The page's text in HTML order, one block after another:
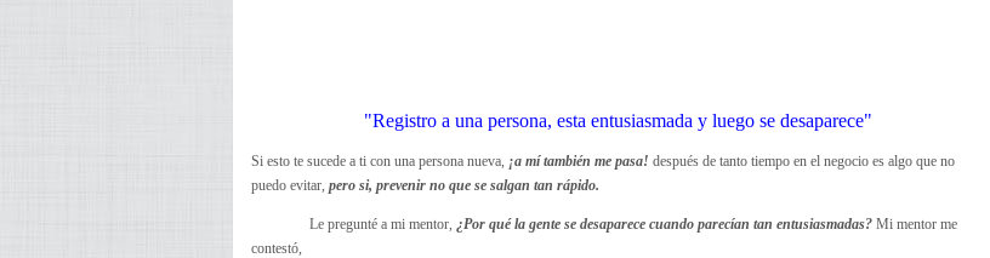
"Registro a una persona, esta entusiasmada y luego se desaparece"
Si esto te sucede a ti con una persona nueva, ¡a mí también me pasa! después de tanto tiempo en el negocio es algo que no
puedo evitar, pero si, prevenir no que se salgan tan rápido.
Le pregunté a mi mentor, ¿Por qué la gente se desaparece cuando parecían tan entusiasmadas? Mi mentor me
contestó,